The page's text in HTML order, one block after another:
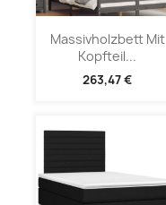
Massivholzbett Mit
Kopfteil...
263,47 €